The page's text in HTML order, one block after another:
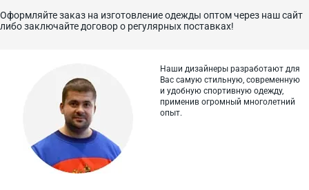
Оформляйте заказ на изготовление одежды оптом через наш сайт
либо заключайте договор о регулярных поставках!
Наши дизайнеры разработают для
Вас самую стильную, современную
и удобную спортивную одежду,
применив огромный многолетний
опыт.